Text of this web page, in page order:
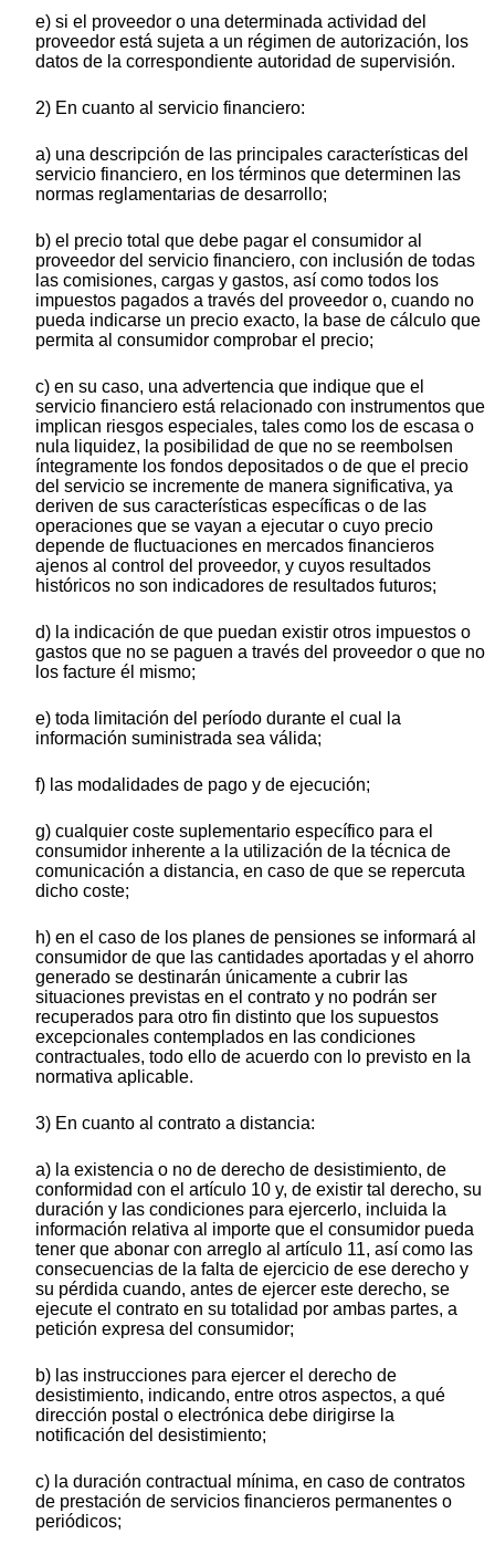
e) si el proveedor o una determinada actividad del
proveedor está sujeta a un régimen de autorización, los
datos de la correspondiente autoridad de supervisión.
2) En cuanto al servicio financiero:
a) una descripción de las principales características del
servicio financiero, en los términos que determinen las
normas reglamentarias de desarrollo;
b) el precio total que debe pagar el consumidor al
proveedor del servicio financiero, con inclusión de todas
las comisiones, cargas y gastos, así como todos los
impuestos pagados a través del proveedor o, cuando no
pueda indicarse un precio exacto, la base de cálculo que
permita al consumidor comprobar el precio;
c) en su caso, una advertencia que indique que el
servicio financiero está relacionado con instrumentos que
implican riesgos especiales, tales como los de escasa o
nula liquidez, la posibilidad de que no se reembolsen
íntegramente los fondos depositados o de que el precio
del servicio se incremente de manera significativa, ya
deriven de sus características específicas o de las
operaciones que se vayan a ejecutar o cuyo precio
depende de fluctuaciones en mercados financieros
ajenos al control del proveedor, y cuyos resultados
históricos no son indicadores de resultados futuros;
d) la indicación de que puedan existir otros impuestos o
gastos que no se paguen a través del proveedor o que no
los facture él mismo;
e) toda limitación del período durante el cual la
información suministrada sea válida;
f) las modalidades de pago y de ejecución;
g) cualquier coste suplementario específico para el
consumidor inherente a la utilización de la técnica de
comunicación a distancia, en caso de que se repercuta
dicho coste;
h) en el caso de los planes de pensiones se informará al
consumidor de que las cantidades aportadas y el ahorro
generado se destinarán únicamente a cubrir las
situaciones previstas en el contrato y no podrán ser
recuperados para otro fin distinto que los supuestos
excepcionales contemplados en las condiciones
contractuales, todo ello de acuerdo con lo previsto en la
normativa aplicable.
3) En cuanto al contrato a distancia:
a) la existencia o no de derecho de desistimiento, de
conformidad con el artículo 10 y, de existir tal derecho, su
duración y las condiciones para ejercerlo, incluida la
información relativa al importe que el consumidor pueda
tener que abonar con arreglo al artículo 11, así como las
consecuencias de la falta de ejercicio de ese derecho y
su pérdida cuando, antes de ejercer este derecho, se
ejecute el contrato en su totalidad por ambas partes, a
petición expresa del consumidor;
b) las instrucciones para ejercer el derecho de
desistimiento, indicando, entre otros aspectos, a qué
dirección postal o electrónica debe dirigirse la
notificación del desistimiento;
c) la duración contractual mínima, en caso de contratos
de prestación de servicios financieros permanentes o
periódicos;